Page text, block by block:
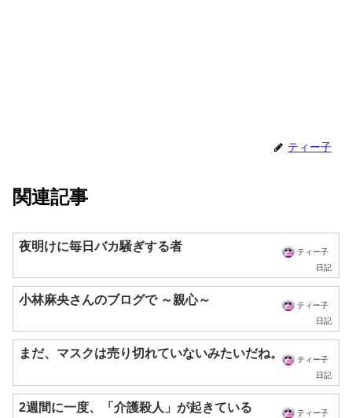
ティー子
関連記事
夜明けに毎日バカ騒ぎする者
ティー子
日記
小林麻央さんのブログで ～親心～
ティー子
日記
まだ、マスクは売り切れていないみたいだね。
ティー子
日記
2週間に一度、「介護殺人」が起きている
ティー子